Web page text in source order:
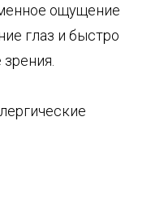
ощущение
глаз и быстро